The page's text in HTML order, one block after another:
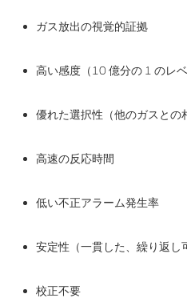
ガス放出の視覚的証拠
高い感度（10 億分の 1 のレ
優れた選択性（他のガスとの
高速の反応時間
低い不正アラーム発生率
安定性（一貫した、繰り返し
校正不要